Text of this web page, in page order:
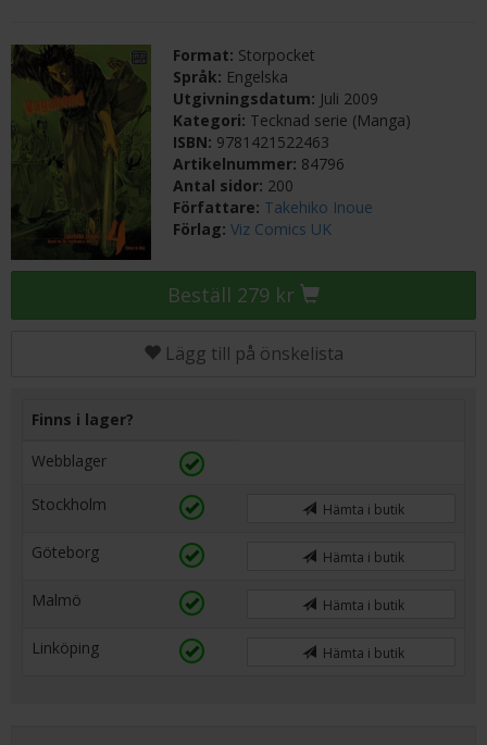
Format: Storpocket
Språk: Engelska
Utgivningsdatum: Juli 2009
Kategori: Tecknad serie (Manga)
ISBN: 9781421522463
Artikelnummer: 84796
Antal sidor: 200
Författare: Takehiko Inoue
Förlag:Viz Comics UK
Beställ 279 kr
Lägg till på önskelista
Finns i lager?
Webblager
Stockholm Hämta i butik
Göteborg Hämta i butik
Malmö Hämta i butik
Linköping Hämta i butik